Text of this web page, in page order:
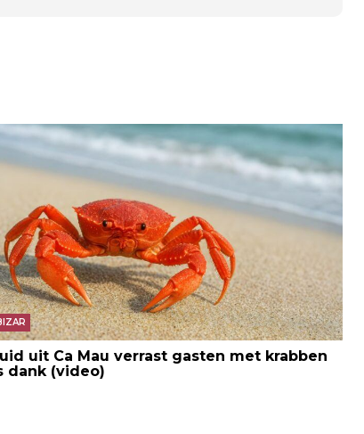
uit Ca Mau verrast gasten met krabben
dank (video)